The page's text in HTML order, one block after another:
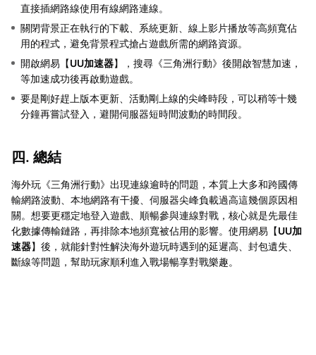
直接插網路線使用有線網路連線。
關閉背景正在執行的下載、系統更新、線上影片播放等高頻寬佔
用的程式，避免背景程式搶占遊戲所需的網路資源。
開啟網易【UU加速器】，搜尋《三角洲行動》後開啟智慧加速，
等加速成功後再啟動遊戲。
要是剛好趕上版本更新、活動剛上線的尖峰時段，可以稍等十幾
分鐘再嘗試登入，避開伺服器短時間波動的時間段。
四. 總結
海外玩《三角洲行動》出現連線逾時的問題，本質上大多和跨國傳
輸網路波動、本地網路有干擾、伺服器尖峰負載過高這幾個原因相
關。想要更穩定地登入遊戲、順暢參與連線對戰，核心就是先最佳
化數據傳輸鏈路，再排除本地頻寬被佔用的影響。使用網易【UU加
速器】後，就能針對性解決海外遊玩時遇到的延遲高、封包遺失、
斷線等問題，幫助玩家順利進入戰場暢享對戰樂趣。